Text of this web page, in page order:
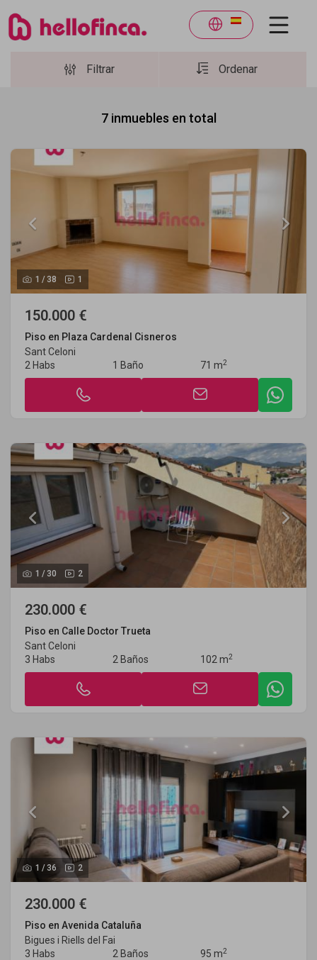
Filtrar Ordenar
7 inmuebles en total
1 / 38 1
150.000 €
Piso en Plaza Cardenal Cisneros
Sant Celoni
2 Habs
1 Baño 71 m2
1 / 30 2
230.000 €
Piso en Calle Doctor Trueta
Sant Celoni
3 Habs
2 Baños 102 m2
1 / 36 2
230.000 €
Piso en Avenida Cataluña
Bigues i Riells del Fai
3 Habs
2 Baños 95 m2